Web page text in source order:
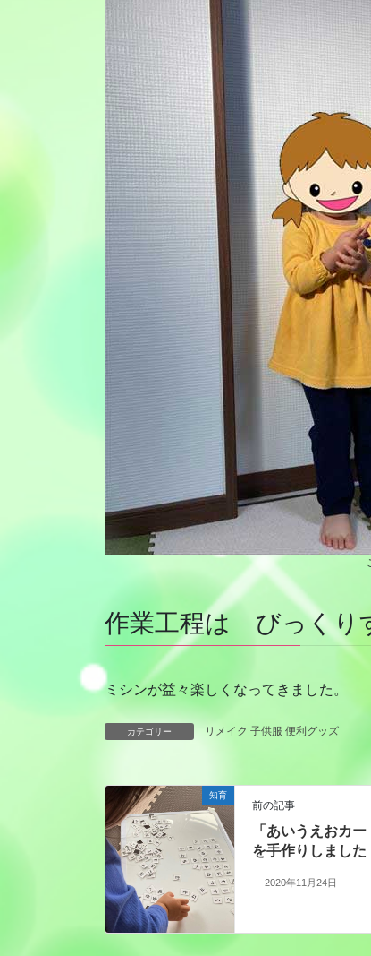
作業工程は びっくり
ミシンが益々楽しくなってきました。
カテゴリー リメイク 子供服 便利グッズ
知育
前の記事
「あいうえおカー
を手作りしました
2020年11月24日